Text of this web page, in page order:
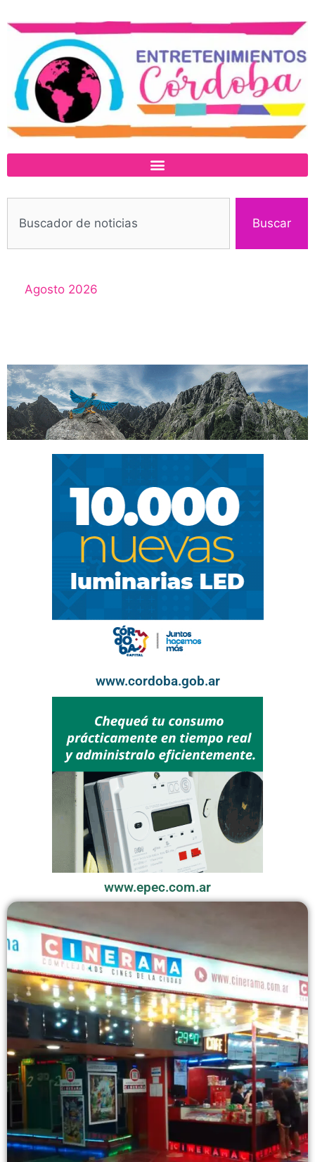
Buscar
Agosto 2026
www.cordoba.gob.ar
www.epec.com.ar